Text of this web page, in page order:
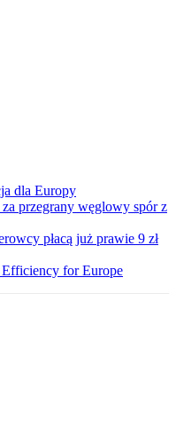
dla Europy
za przegrany węglowy spór z
płacą już prawie 9 zł
for Europe